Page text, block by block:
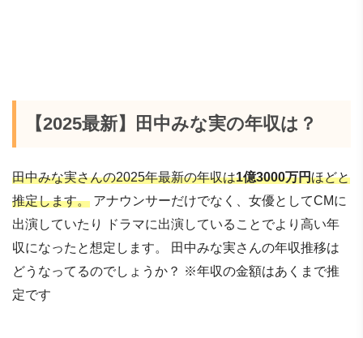
【2025最新】田中みな実の年収は？
田中みな実さんの2025年最新の年収は1億3000万円ほどと
推定します。 アナウンサーだけでなく、女優としてCMに
出演していたり ドラマに出演していることでより高い年
収になったと想定します。 田中みな実さんの年収推移は
どうなってるのでしょうか？ ※年収の金額はあくまで推
定です